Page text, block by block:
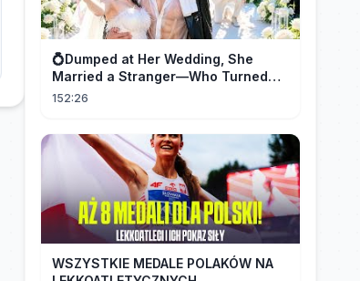
💍Dumped at Her Wedding, She
Married a Stranger—Who Turned
Out to Be a Billionaire CEO💖#drama
152:26
WSZYSTKIE MEDALE POLAKÓW NA